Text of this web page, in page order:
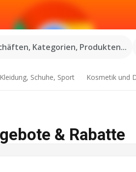
Kategorien, Produkten...
Kleidung, Schuhe, Sport Kosmetik und
& Rabatte